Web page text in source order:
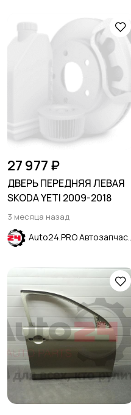
27 977 ₽
ДВЕРЬ ПЕРЕДНЯЯ ЛЕВАЯ
SKODA YETI 2009-2018
3 месяца назад